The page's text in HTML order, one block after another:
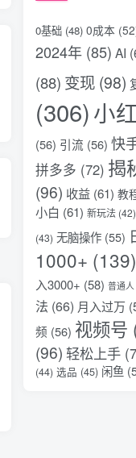
某公众号付费文章：30天足以让你在任何一个领域实现突破
0基础 (48) 0成本
2024年 (85) AI
(88) 变现 (98)
(306)小
(56) 引流 (56) 快
拼多多 (72) 揭
(96) 收益 (61) 教
小白 (61) 新玩法 (42)
(43) 无脑操作 (55)
1000+ (139)
入3000+ (58) 普通人
法 (66) 月入过万
频 (56) 视频号
(96) 轻松上手
(44) 选品 (45) 闲鱼